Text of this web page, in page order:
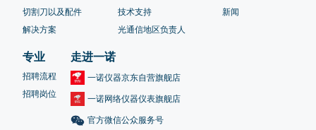
切割刀以及配件
解决方案
技术支持
光通信地区负责人
新闻
专业
招聘流程
招聘岗位
走进一诺
一诺仪器京东自营旗舰店
一诺网络仪器仪表旗舰店
官方微信公众服务号